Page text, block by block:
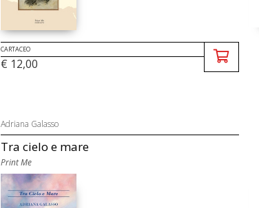
CARTACEO
€ 12,00
Adriana Galasso
Tra cielo e mare
Print Me